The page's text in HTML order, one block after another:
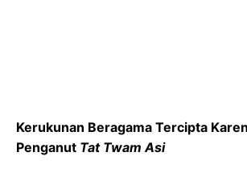
Kerukunan Beragama Tercipta
Penganut Tat Twam Asi